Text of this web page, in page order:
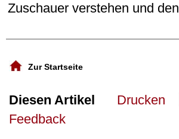
Zuschauer verstehen und
Zur Startseite
Diesen Artikel Drucken
Feedback